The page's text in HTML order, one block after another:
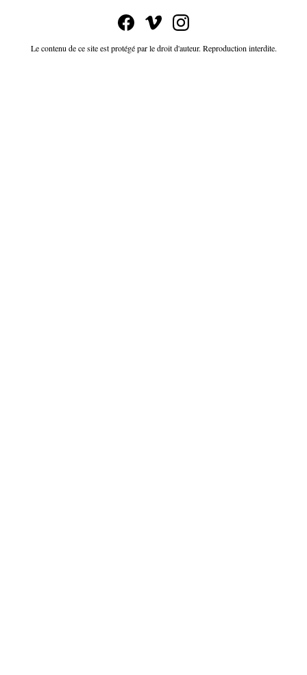
Le contenu de ce site est protégé par le droit d'auteur. Reproduction interdite.